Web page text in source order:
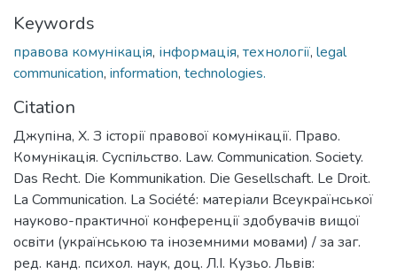
Keywords
правова комунікація, інформація, технології, legal
communication, information, technologies.
Citation
Джупіна, Х. З історії правової комунікації. Право.
Комунікація. Суспільство. Law. Communication. Society.
Das Recht. Die Kommunikation. Die Gesellschaft. Le Droit.
La Communication. La Société: матеріали Всеукраїнської
науково-практичної конференції здобувачів вищої
освіти (українською та іноземними мовами) / за заг.
ред. канд. психол. наук, доц. Л.І. Кузьо. Львів: